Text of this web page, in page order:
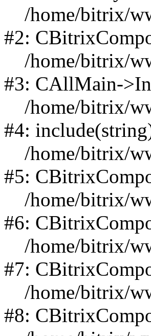
/home/bitrix/
#2:
/home/bitrix/
#3: CAllMain-
/home/bitrix/
#4:
/home/bitrix/
#5:
/home/bitrix/
#6:
/home/bitrix/
#7:
/home/bitrix/
#8: